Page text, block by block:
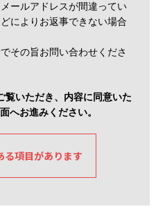
ールアドレスが間違ってい
によりお返事できない場合
その旨お問い合わせくださ
覧いただき、内容に同意いた
へお進みください。
る項目があります